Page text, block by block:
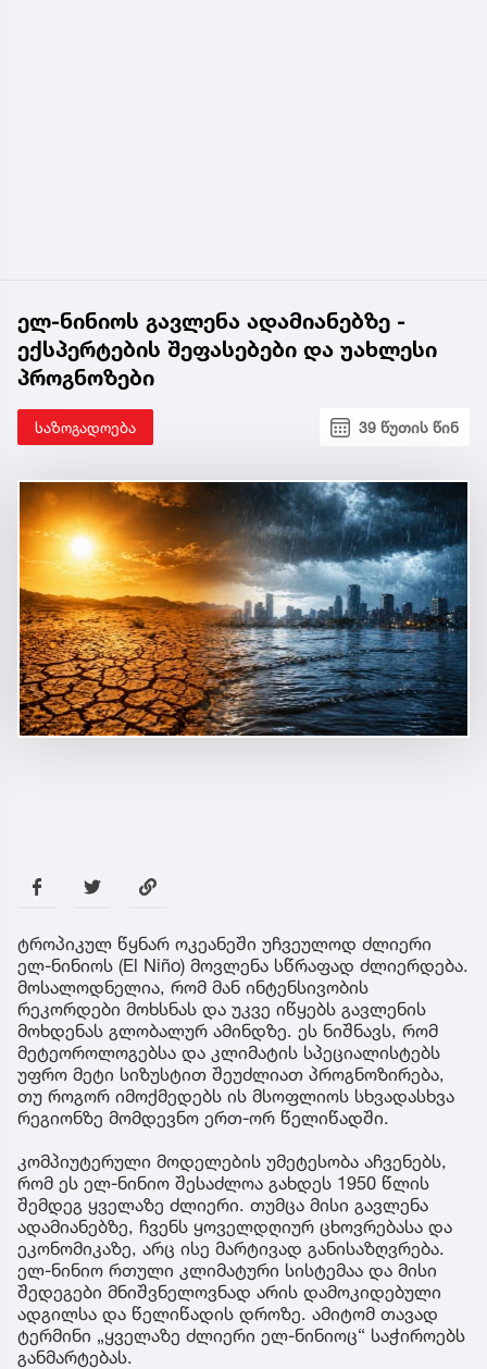
ელ-ნინიოს გავლენა ადამიანებზე -
ექსპერტების შეფასებები და უახლესი
პროგნოზები
საზოგადოება 39 წუთის წინ
ტროპიკულ წყნარ ოკეანეში უჩვეულოდ ძლიერი
ელ-ნინიოს (El Niño) მოვლენა სწრაფად ძლიერდება.
მოსალოდნელია, რომ მან ინტენსივობის
რეკორდები მოხსნას და უკვე იწყებს გავლენის
მოხდენას გლობალურ ამინდზე. ეს ნიშნავს, რომ
მეტეოროლოგებსა და კლიმატის სპეციალისტებს
უფრო მეტი სიზუსტით შეუძლიათ პროგნოზირება,
თუ როგორ იმოქმედებს ის მსოფლიოს სხვადასხვა
რეგიონზე მომდევნო ერთ-ორ წელიწადში.
კომპიუტერული მოდელების უმეტესობა აჩვენებს,
რომ ეს ელ-ნინიო შესაძლოა გახდეს 1950 წლის
შემდეგ ყველაზე ძლიერი. თუმცა მისი გავლენა
ადამიანებზე, ჩვენს ყოველდღიურ ცხოვრებასა და
ეკონომიკაზე, არც ისე მარტივად განისაზღვრება.
ელ-ნინიო რთული კლიმატური სისტემაა და მისი
შედეგები მნიშვნელოვნად არის დამოკიდებული
ადგილსა და წელიწადის დროზე. ამიტომ თავად
ტერმინი „ყველაზე ძლიერი ელ-ნინიოც“ საჭიროებს
განმარტებას.